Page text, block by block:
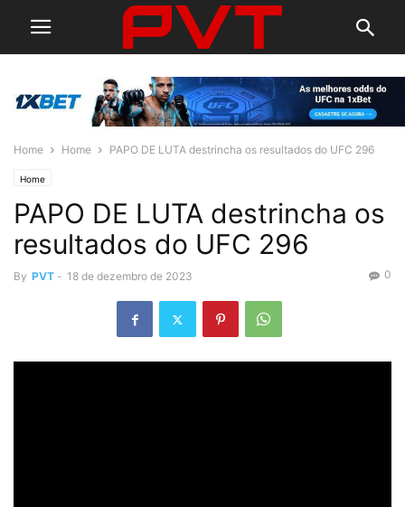
Home Home PAPO DE LUTA destrincha os resultados do UFC 296
Home
PAPO DE LUTA destrincha os
resultados do UFC 296
By PVT - 18 de dezembro de 2023 0